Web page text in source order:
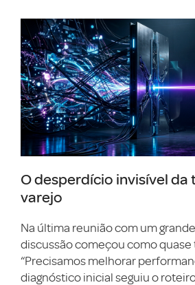
O desperdício invisível da
varejo
Na última reunião com um
discussão começou como
“Precisamos melhorar
diagnóstico inicial seguiu o